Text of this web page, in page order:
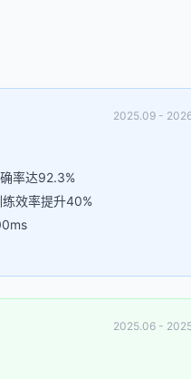
2025.09 -
率达92.3%
效率提升40%
2025.06 -